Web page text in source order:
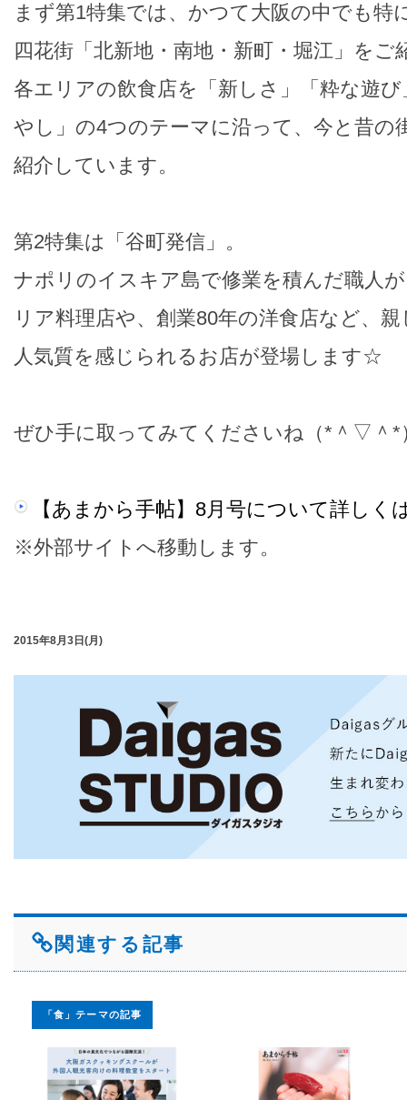
まず第1特集では、かつて大阪の中でも特
四花街「北新地・南地・新町・堀江」をご
各エリアの飲食店を「新しさ」「粋な遊
やし」の4つのテーマに沿って、今と昔の
紹介しています。
第2特集は「谷町発信」。
ナポリのイスキア島で修業を積んだ職人
リア料理店や、創業80年の洋食店など、
人気質を感じられるお店が登場します☆
ぜひ手に取ってみてくださいね（*＾▽＾*
【あまから手帖】8月号について詳しく
※外部サイトへ移動します。
2015年8月3日(月)
関連する記事
「食」テーマの記事